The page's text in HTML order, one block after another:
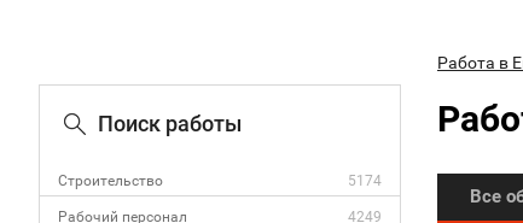
Поиск работы
Строительство 5174
Рабочий персонал 4249
Работа в
Все